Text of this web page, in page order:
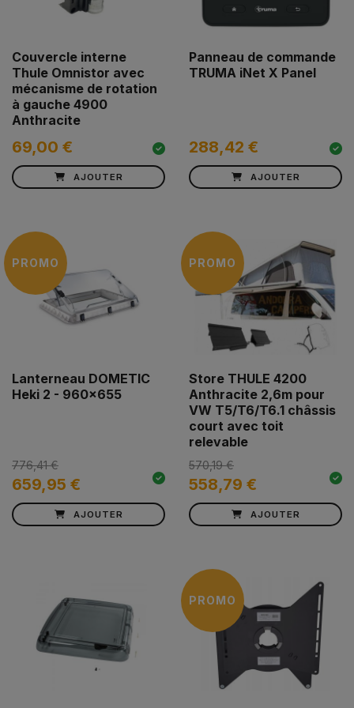
Couvercle interne
Thule Omnistor avec
mécanisme de rotation
à gauche 4900
Anthracite
69,00 €
AJOUTER
Panneau de commande
TRUMA iNet X Panel
288,42 €
AJOUTER
PROMO
Lanterneau DOMETIC
Heki 2 - 960x655
659,95 €
776,41 €
AJOUTER
PROMO
Store THULE 4200
Anthracite 2,6m pour
VW T5/T6/T6.1 châssis
court avec toit
relevable
558,79 €
570,19 €
AJOUTER
PROMO